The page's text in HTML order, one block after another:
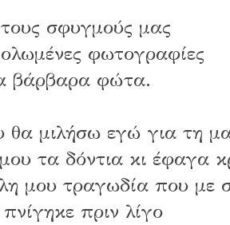
σφυγμούς μας
φωτογραφίες
βάρβαρα φώτα.
θα μιλήσω εγώ για τη
τα δόντια κι έφαγα
μου τραγωδία που με
πριν λίγο